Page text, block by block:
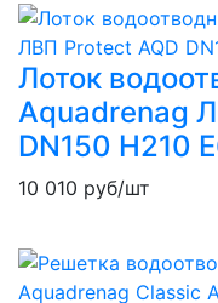
Лоток
Aquadrenag
DN150 H210
10 010 руб/шт